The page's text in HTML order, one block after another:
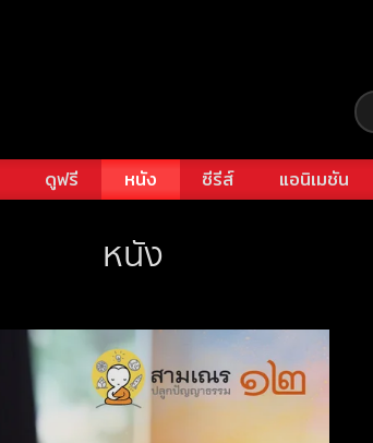
ดูฟรี หนัง ซีรีส์ แอนิเมชัน
หนัง